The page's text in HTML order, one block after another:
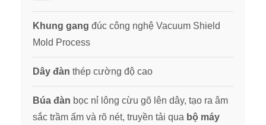
Khung gang đúc công nghệ Vacuum Shield
Mold Process
Dây đàn thép cường độ cao
Búa đàn bọc nỉ lông cừu gõ lên dây, tạo ra âm
sắc trầm ấm và rõ nét, truyền tải qua bộ máy